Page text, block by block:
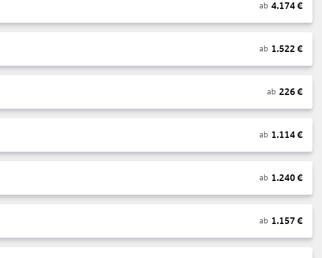
ab 4.174€
ab 1.522 €
ab 226€
ab 1.114€
ab 1.240€
ab 1.157 €